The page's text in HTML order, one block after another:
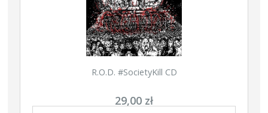
R.O.D. #SocietyKill CD
29,00 zł